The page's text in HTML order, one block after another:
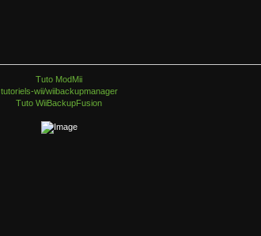
Tuto ModMii
tutoriels-wii/wiibackupmanager
Tuto WiiBackupFusion